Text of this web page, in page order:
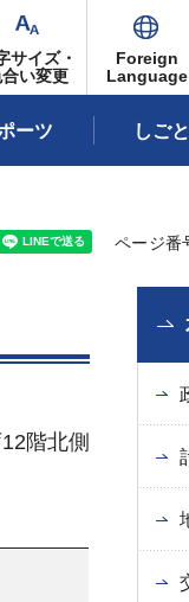
サイズ・
い変更
Foreign
Language
ーツ しご
ページ番
階北側